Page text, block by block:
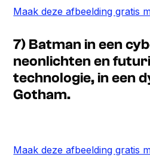
Maak deze afbeelding gratis
7) Batman in een
neonlichten en
technologie, in een
Gotham.
Maak deze afbeelding gratis